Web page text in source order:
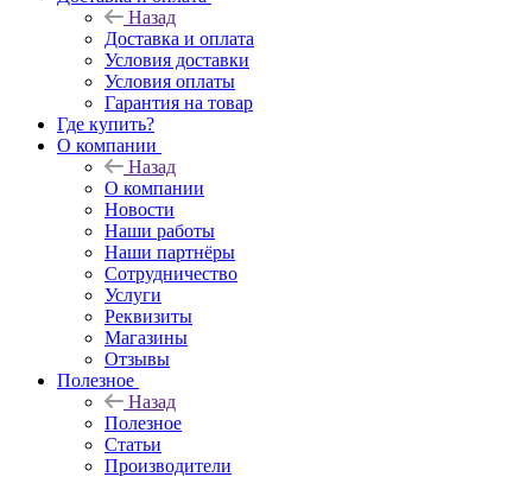
Назад
Доставка и оплата
Условия доставки
Условия оплаты
Гарантия на товар
Где купить?
О компании
Назад
О компании
Новости
Наши работы
Наши партнёры
Сотрудничество
Услуги
Реквизиты
Магазины
Отзывы
Полезное
Назад
Полезное
Статьи
Производители